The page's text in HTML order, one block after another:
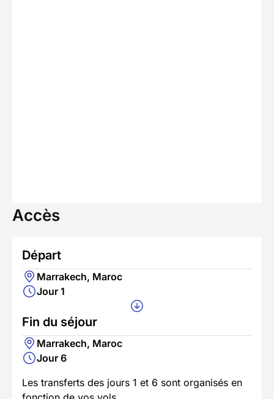
Accès
Départ
Marrakech, Maroc
Jour 1
Fin du séjour
Marrakech, Maroc
Jour 6
Les transferts des jours 1 et 6 sont organisés en